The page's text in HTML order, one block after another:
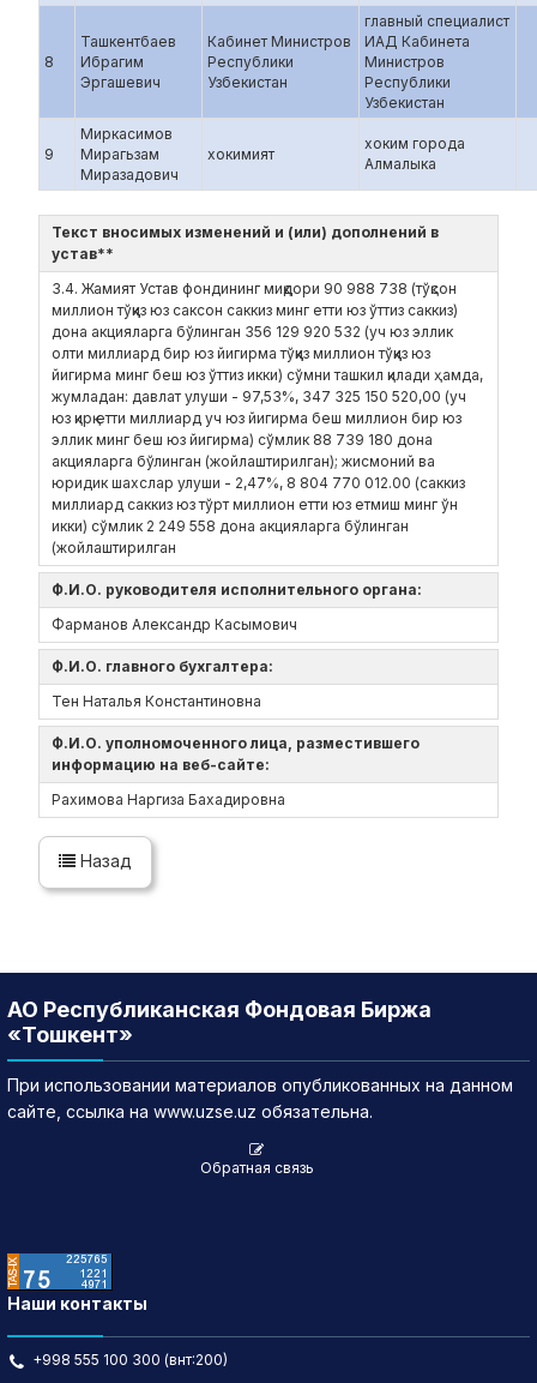
8
Ташкентбаев
Ибрагим
Эргашевич
Кабинет Министров
Республики
Узбекистан
главный специалист
ИАД Кабинета
Министров
Республики
Узбекистан
9
Миркасимов
Мирагьзам
Миразадович
хокимият
хоким города
Алмалыка
Текст вносимых изменений и (или) дополнений в
устав**
3.4. Жамият Устав фондининг миқдори 90 988 738 (тўқсон
миллион тўққиз юз саксон саккиз минг етти юз ўттиз саккиз)
дона акцияларга бўлинган 356 129 920 532 (уч юз эллик
олти миллиард бир юз йигирма тўққиз миллион тўққиз юз
йигирма минг беш юз ўттиз икки) сўмни ташкил қилади ҳамда,
жумладан: давлат улуши - 97,53%, 347 325 150 520,00 (уч
юз қирқ етти миллиард уч юз йигирма беш миллион бир юз
эллик минг беш юз йигирма) сўмлик 88 739 180 дона
акцияларга бўлинган (жойлаштирилган); жисмоний ва
юридик шахслар улуши - 2,47%, 8 804 770 012.00 (саккиз
миллиард саккиз юз тўрт миллион етти юз етмиш минг ўн
икки) сўмлик 2 249 558 дона акцияларга бўлинган
(жойлаштирилган
Ф.И.О. руководителя исполнительного органа:
Фарманов Александр Касымович
Ф.И.О. главного бухгалтера:
Тен Наталья Константиновна
Ф.И.О. уполномоченного лица, разместившего
информацию на веб-сайте:
Рахимова Наргиза Бахадировна
Назад
АО Республиканская Фондовая Биржа
«Тошкент»
При использовании материалов опубликованных на данном
сайте, ссылка на www.uzse.uz обязательна.
Обратная связь
Наши контакты
+998 555 100 300 (внт:200)